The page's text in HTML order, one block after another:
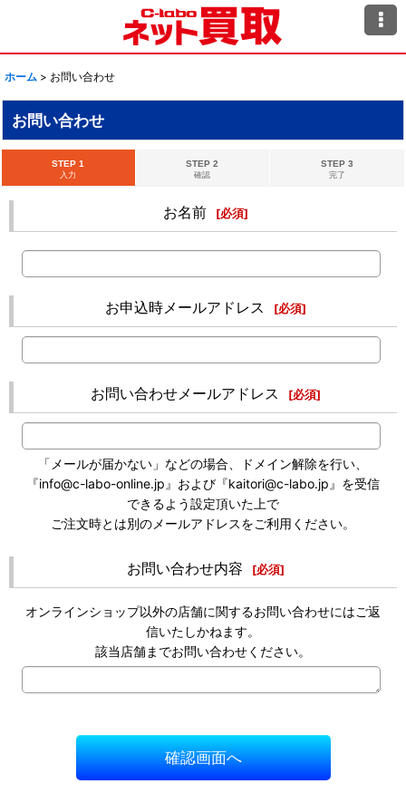
ホーム > お問い合わせ
お問い合わせ
STEP 1
入力
STEP 2
確認
STEP 3
完了
お名前 [必須]
お申込時メールアドレス [必須]
お問い合わせメールアドレス [必須]
「メールが届かない」などの場合、ドメイン解除を行い、
『info@c-labo-online.jp』および『kaitori@c-labo.jp』を受信
できるよう設定頂いた上で
ご注文時とは別のメールアドレスをご利用ください。
お問い合わせ内容 [必須]
オンラインショップ以外の店舗に関するお問い合わせにはご返
信いたしかねます。
該当店舗までお問い合わせください。
確認画面へ